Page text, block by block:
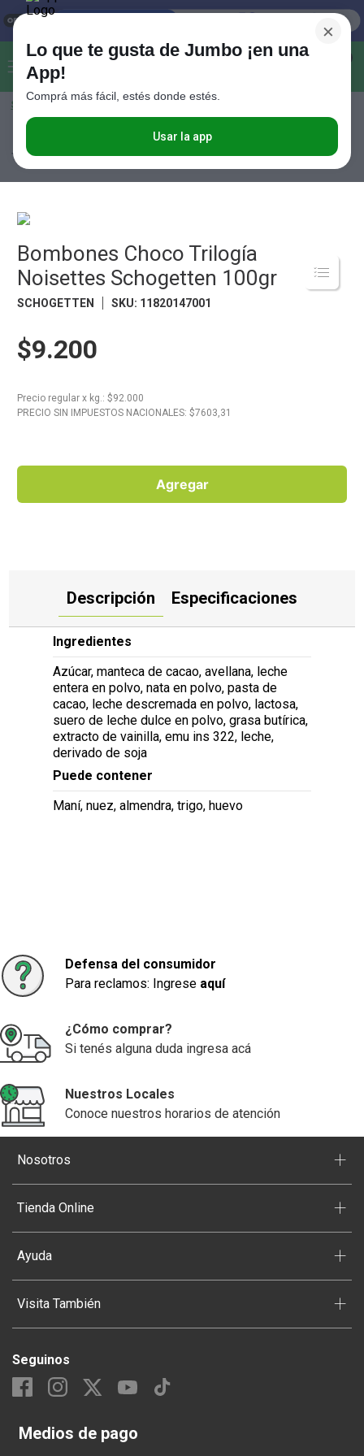
Buscar...
Seleccioná el método de entrega
×
Lo que te gusta de Jumbo ¡en una
App!
Comprá más fácil, estés donde estés.
Usar la app
Golosinas y Chocolates Bombones
Trilogía Noisettes Schogetten 100gr
Bombones Choco Trilogía
Noisettes Schogetten 100gr
SCHOGETTEN SKU: 11820147001
$9.200
Precio regular x kg. : $92.000
PRECIO SIN IMPUESTOS NACIONALES: $7603,31
Agregar
Descripción Especificaciones
Ingredientes
Azúcar, manteca de cacao, avellana, leche
entera en polvo, nata en polvo, pasta de
cacao, leche descremada en polvo, lactosa,
suero de leche dulce en polvo, grasa butírica,
extracto de vainilla, emu ins 322, leche,
derivado de soja
Puede contener
Maní, nuez, almendra, trigo, huevo
Defensa del consumidor
Para reclamos: Ingrese aquí
¿Cómo comprar?
Si tenés alguna duda ingresa acá
Nuestros Locales
Conoce nuestros horarios de atención
Nosotros +
Tienda Online +
Ayuda +
Visita También +
Seguinos
Medios de pago
Términos más buscados
Valijas
Cerveza
Galletitas
Yerba
Juguetes
. Carne